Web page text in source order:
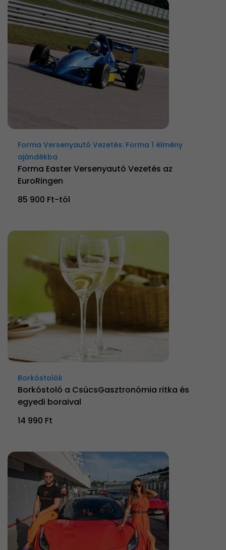
Forma Versenyautó Vezetés: Forma 1 élmény
ajándékba
Forma Easter Versenyautó Vezetés az
EuroRingen
85 900 Ft-tól
Borkóstolók
Borkóstoló a CsúcsGasztronómia ritka és
egyedi boraival
14 990 Ft